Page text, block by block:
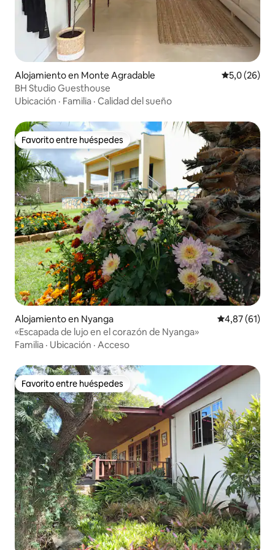
Alojamiento en Monte Agradable Calificación
5,0 (26)
BH Studio Guesthouse
Ubicación · Familia · Calidad del sueño
Favorito entre huéspedes
Favorito entre huéspedes
Alojamiento en Nyanga Calificación
4,87 (61)
«Escapada de lujo en el corazón de Nyanga»
Familia · Ubicación · Acceso
Favorito entre huéspedes
Favorito entre huéspedes